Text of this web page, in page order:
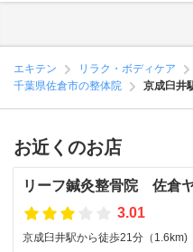
エキテン リラク・ボディケア
千葉県佐倉市の整体院
京成臼井
お近くのお店
リーフ鍼灸整骨院 佐倉
3.01
京成臼井駅から徒歩21分（1.6km)